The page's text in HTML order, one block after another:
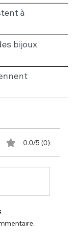
à
bijoux
0.0/5 (0)